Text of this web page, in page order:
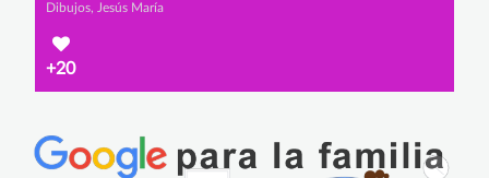
Dibujos, Jesús María
+20